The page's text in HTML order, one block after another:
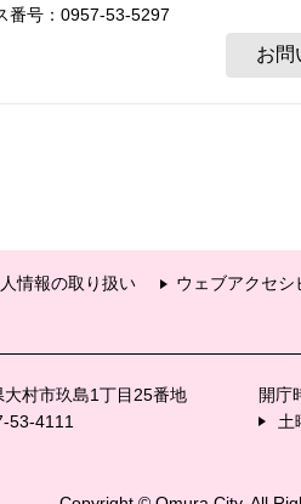
番号：0957-53-5297
情報の取り扱い ウェブアクセシ
村市玖島1丁目25番地
53-4111
開庁
土